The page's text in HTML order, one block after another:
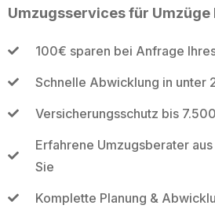
Umzugsservices für Umzüge
100€ sparen bei Anfrage
Schnelle Abwicklung in unter
Versicherungsschutz bis
Erfahrene Umzugsberater
Sie
Komplette Planung &